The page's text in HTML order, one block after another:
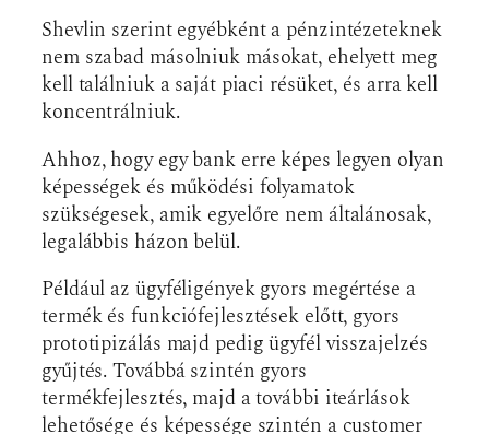
Shevlin szerint egyébként a pénzintézeteknek
nem szabad másolniuk másokat, ehelyett meg
kell találniuk a saját piaci résüket, és arra kell
koncentrálniuk.
Ahhoz, hogy egy bank erre képes legyen olyan
képességek és működési folyamatok
szükségesek, amik egyelőre nem általánosak,
legalábbis házon belül.
Például az ügyféligények gyors megértése a
termék és funkciófejlesztések előtt, gyors
prototipizálás majd pedig ügyfél visszajelzés
gyűjtés. Továbbá szintén gyors
termékfejlesztés, majd a további iteárlások
lehetősége és képessége szintén a customer